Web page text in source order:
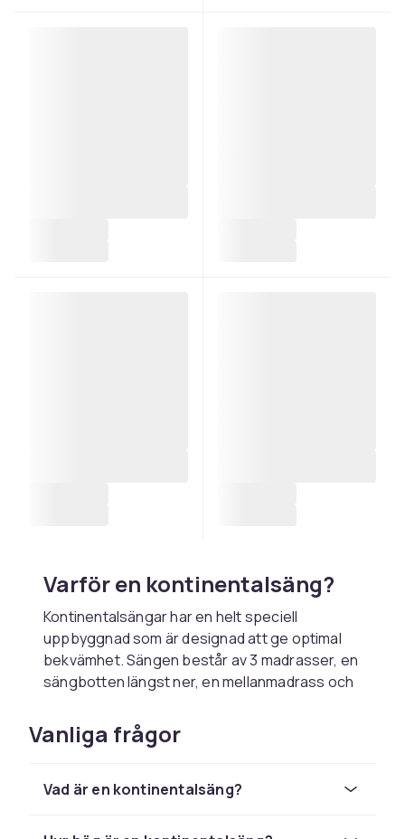
Varför en kontinentalsäng?
Kontinentalsängar har en helt speciell
uppbyggnad som är designad att ge optimal
bekvämhet. Sängen består av 3 madrasser, en
sängbotten längst ner, en mellanmadrass och
en vanlig säng. Kontinentalsängar har en djup
fjädring som hjälper att minska trycket mot
Vanliga frågor
Vad är en kontinentalsäng?